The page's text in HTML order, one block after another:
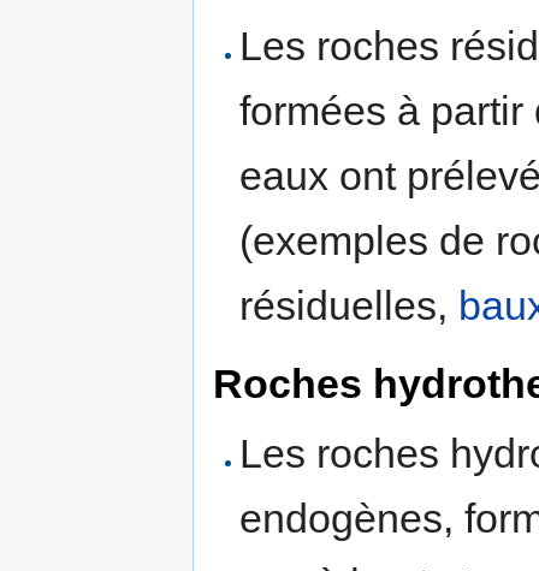
Les roches
formées à
eaux ont
(exemples de
résiduelles,
Roches
Les roches
endogènes,